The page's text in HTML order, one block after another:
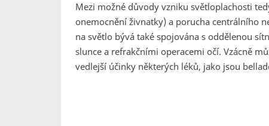
Mezi možné důvody vzniku světloplachosti
onemocnění živnatky) a porucha centrálního
na světlo bývá také spojována s oddělenou
slunce a refrakčními operacemi očí. Vzácně
vedlejší účinky některých léků, jako jsou